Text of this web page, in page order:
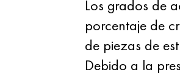
Los grados de
porcentaje de
de piezas de
Debido a la